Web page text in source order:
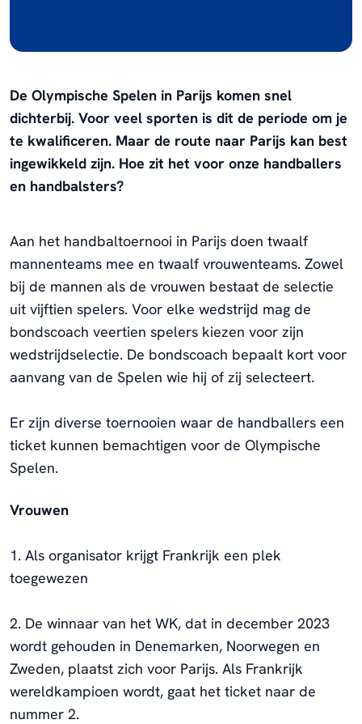
De Olympische Spelen in Parijs komen snel
dichterbij. Voor veel sporten is dit de periode om je
te kwalificeren. Maar de route naar Parijs kan best
ingewikkeld zijn. Hoe zit het voor onze handballers
en handbalsters?
Aan het handbaltoernooi in Parijs doen twaalf
mannenteams mee en twaalf vrouwenteams. Zowel
bij de mannen als de vrouwen bestaat de selectie
uit vijftien spelers. Voor elke wedstrijd mag de
bondscoach veertien spelers kiezen voor zijn
wedstrijdselectie. De bondscoach bepaalt kort voor
aanvang van de Spelen wie hij of zij selecteert.
Er zijn diverse toernooien waar de handballers een
ticket kunnen bemachtigen voor de Olympische
Spelen.
Vrouwen
1. Als organisator krijgt Frankrijk een plek
toegewezen
2. De winnaar van het WK, dat in december 2023
wordt gehouden in Denemarken, Noorwegen en
Zweden, plaatst zich voor Parijs. Als Frankrijk
wereldkampioen wordt, gaat het ticket naar de
nummer 2.